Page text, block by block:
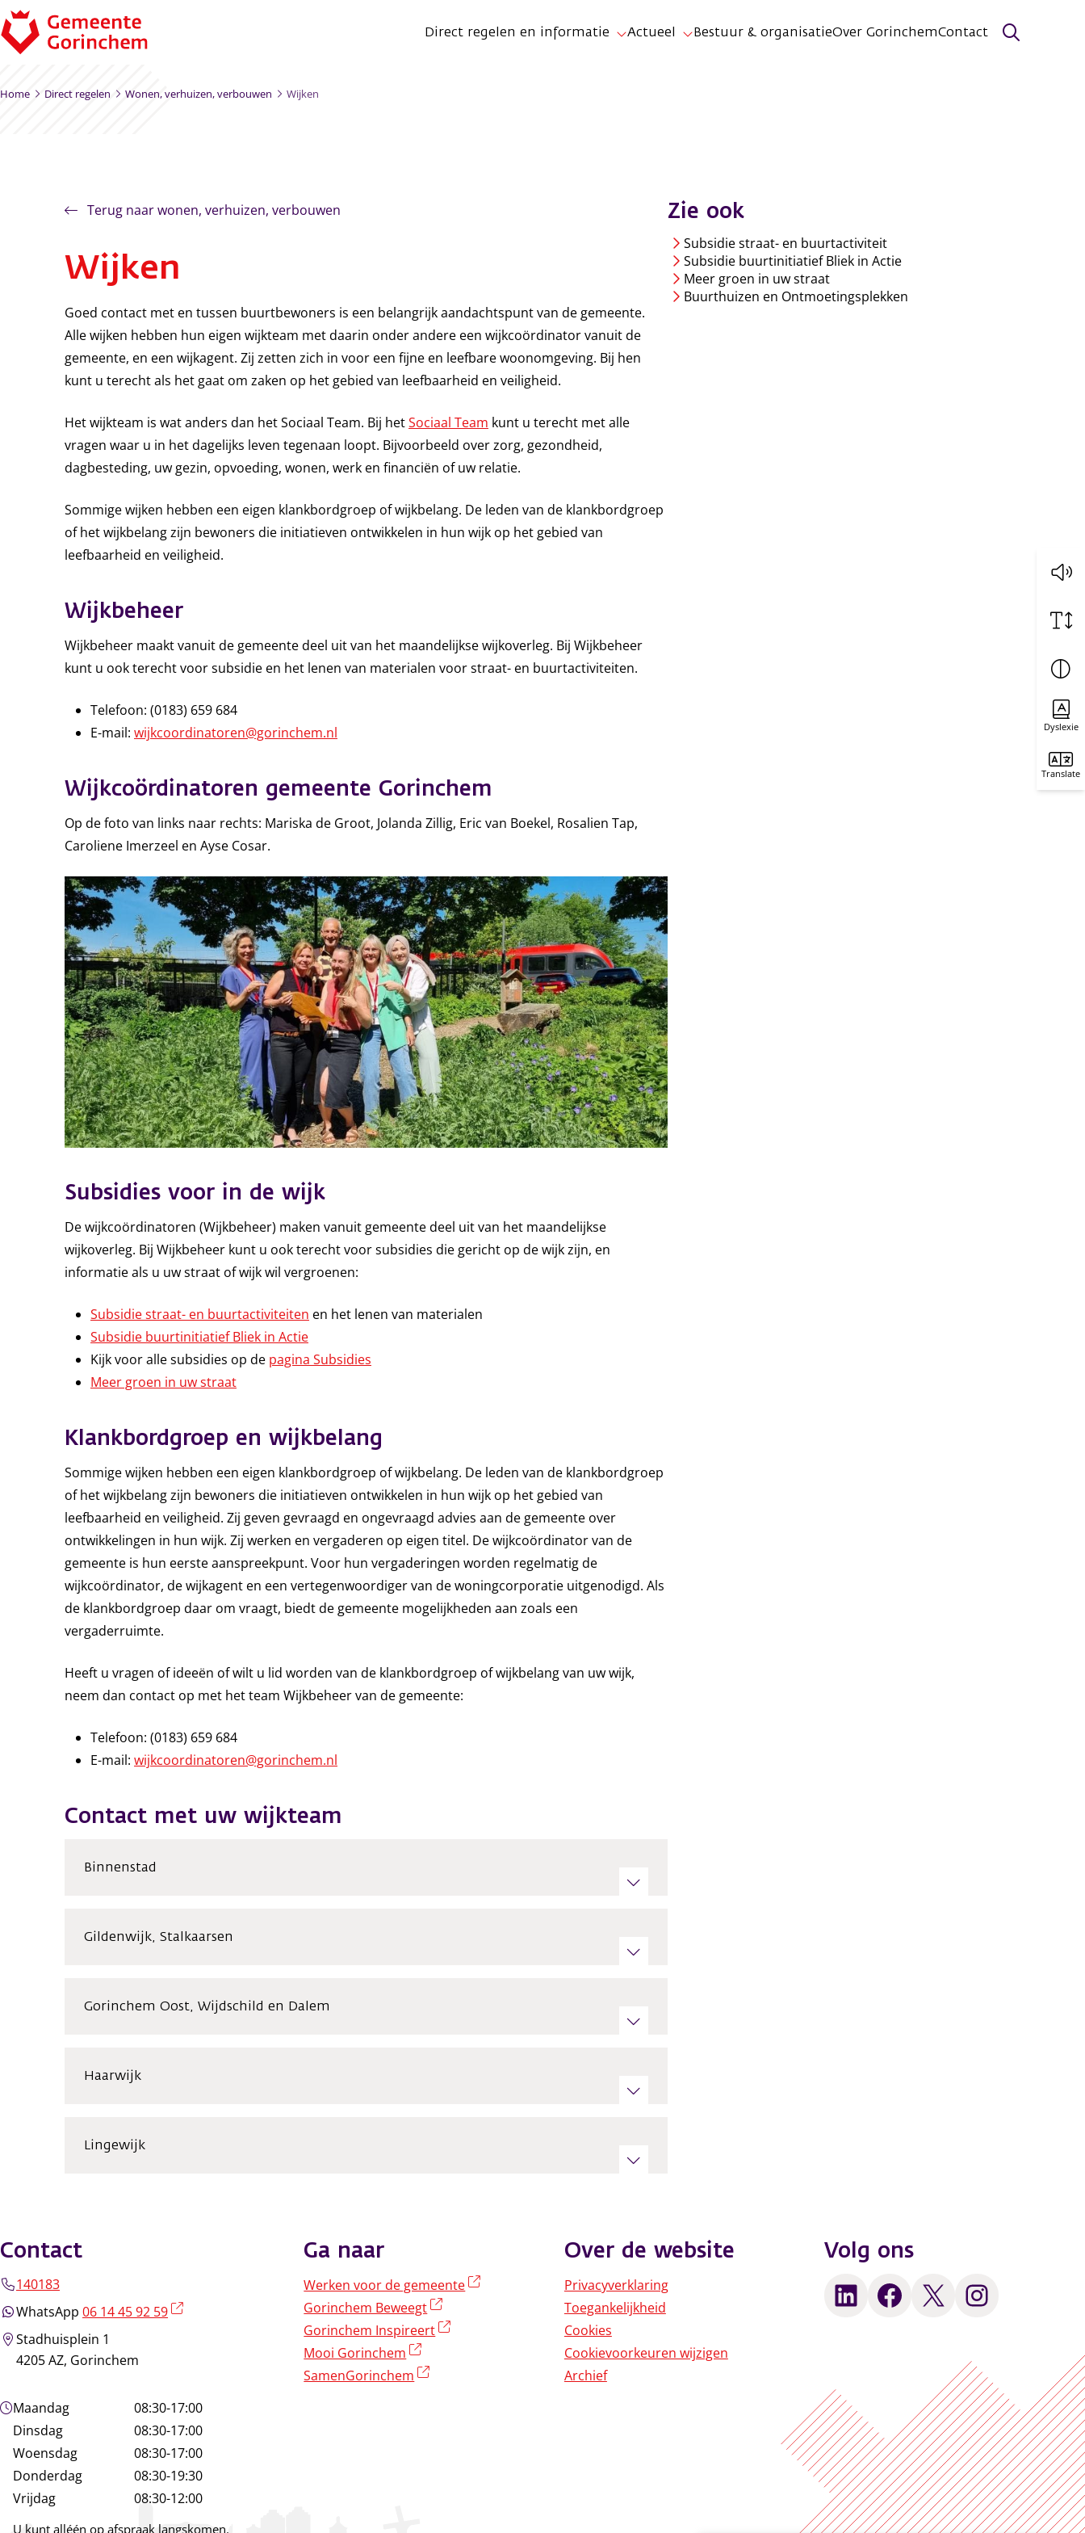
Ga naar de inhoud
Direct regelen en informatie Actueel Bestuur & organisatieOver GorinchemContact Zoeken
Dyslexie
Translate
Home Direct regelen Wonen, verhuizen, verbouwen Wijken
Terug naar wonen, verhuizen, verbouwen
Wijken
Goed contact met en tussen buurtbewoners is een belangrijk aandachtspunt van de gemeente.
Alle wijken hebben hun eigen wijkteam met daarin onder andere een wijkcoördinator vanuit de
gemeente, en een wijkagent. Zij zetten zich in voor een fijne en leefbare woonomgeving. Bij hen
kunt u terecht als het gaat om zaken op het gebied van leefbaarheid en veiligheid.
Het wijkteam is wat anders dan het Sociaal Team. Bij hetSociaal Team kunt u terecht met alle
vragen waar u in het dagelijks leven tegenaan loopt. Bijvoorbeeld over zorg, gezondheid,
dagbesteding, uw gezin, opvoeding, wonen, werk en financiën of uw relatie.
Sommige wijken hebben een eigen klankbordgroep of wijkbelang. De leden van de klankbordgroep
of het wijkbelang zijn bewoners die initiatieven ontwikkelen in hun wijk op het gebied van
leefbaarheid en veiligheid.
Wijkbeheer
Wijkbeheer maakt vanuit de gemeente deel uit van het maandelijkse wijkoverleg. Bij Wijkbeheer
kunt u ook terecht voor subsidie en het lenen van materialen voor straat- en buurtactiviteiten.
Telefoon: (0183) 659 684
E-mail: wijkcoordinatoren@gorinchem.nl
Wijkcoördinatoren gemeente Gorinchem
Op de foto van links naar rechts: Mariska de Groot, Jolanda Zillig, Eric van Boekel, Rosalien Tap,
Caroliene Imerzeel en Ayse Cosar.
Subsidies voor in de wijk
De wijkcoördinatoren (Wijkbeheer) maken vanuit gemeente deel uit van het maandelijkse
wijkoverleg. Bij Wijkbeheer kunt u ook terecht voor subsidies die gericht op de wijk zijn, en
informatie als u uw straat of wijk wil vergroenen:
Subsidie straat- en buurtactiviteiten en het lenen van materialen
Subsidie buurtinitiatief Bliek in Actie
Kijk voor alle subsidies op de pagina Subsidies
Meer groen in uw straat
Klankbordgroep en wijkbelang
Sommige wijken hebben een eigen klankbordgroep of wijkbelang. De leden van de klankbordgroep
of het wijkbelang zijn bewoners die initiatieven ontwikkelen in hun wijk op het gebied van
leefbaarheid en veiligheid. Zij geven gevraagd en ongevraagd advies aan de gemeente over
ontwikkelingen in hun wijk. Zij werken en vergaderen op eigen titel. De wijkcoördinator van de
gemeente is hun eerste aanspreekpunt. Voor hun vergaderingen worden regelmatig de
wijkcoördinator, de wijkagent en een vertegenwoordiger van de woningcorporatie uitgenodigd. Als
de klankbordgroep daar om vraagt, biedt de gemeente mogelijkheden aan zoals een
vergaderruimte.
Heeft u vragen of ideeën of wilt u lid worden van de klankbordgroep of wijkbelang van uw wijk,
neem dan contact op met het team Wijkbeheer van de gemeente:
Telefoon: (0183) 659 684
E-mail: wijkcoordinatoren@gorinchem.nl
Contact met uw wijkteam
Binnenstad
Gildenwijk, Stalkaarsen
Gorinchem Oost, Wijdschild en Dalem
Haarwijk
Lingewijk
Zie ook
Subsidie straat- en buurtactiviteit
Subsidie buurtinitiatief Bliek in Actie
Meer groen in uw straat
Buurthuizen en Ontmoetingsplekken
Contact
140183
WhatsApp 06 14 45 92 59
Stadhuisplein 1
4205 AZ, Gorinchem
Openingstijden
Maandag
08:30-17:00
Dinsdag
08:30-17:00
Woensdag
08:30-17:00
Donderdag
08:30-19:30
Vrijdag
08:30-12:00
U kunt alléén op afspraak langskomen.
Ga naar
Werken voor de gemeente
(externe link)
Gorinchem Beweegt
Gorinchem Inspireert
Mooi Gorinchem
SamenGorinchem
Over de website
Privacyverklaring
Toegankelijkheid
Cookies
Cookievoorkeuren wijzigen
Archief
Volg ons
LinkedIn Facebook X Instagram